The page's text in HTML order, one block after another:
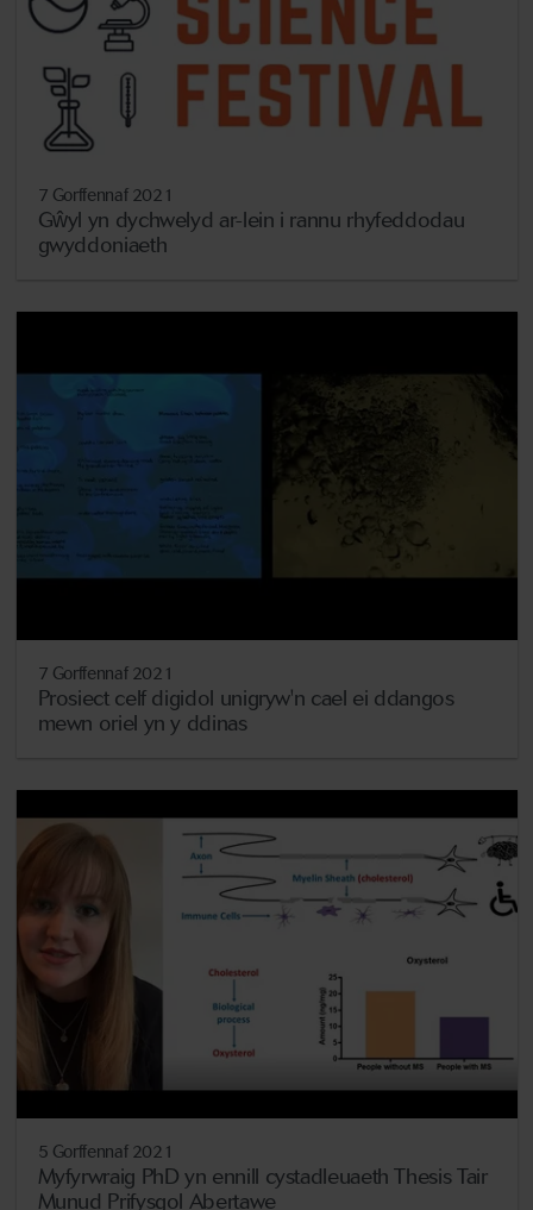
7 Gorffennaf 2021
Gŵyl yn dychwelyd ar-lein i rannu rhyfeddodau
gwyddoniaeth
7 Gorffennaf 2021
Prosiect celf digidol unigryw'n cael ei ddangos
mewn oriel yn y ddinas
5 Gorffennaf 2021
Myfyrwraig PhD yn ennill cystadleuaeth Thesis Tair
Munud Prifysgol Abertawe